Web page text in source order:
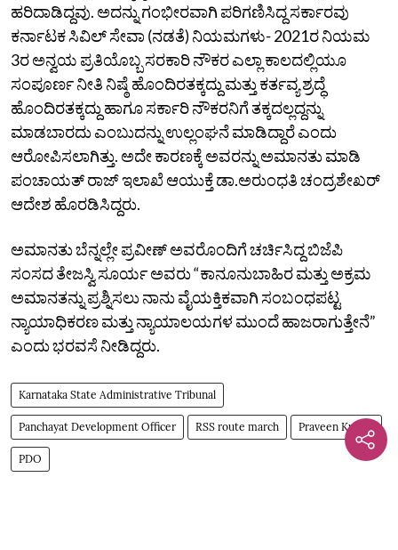
ಹರಿದಾಡಿದ್ದವು. ಅದನ್ನು ಗಂಭೀರವಾಗಿ ಪರಿಗಣಿಸಿದ್ದ ಸರ್ಕಾರವು
ಕರ್ನಾಟಕ ಸಿವಿಲ್‌ ಸೇವಾ (ನಡತೆ) ನಿಯಮಗಳು- 2021ರ ನಿಯಮ
3ರ ಅನ್ವಯ ಪ್ರತಿಯೊಬ್ಬ ಸರಕಾರಿ ನೌಕರ ಎಲ್ಲಾ ಕಾಲದಲ್ಲಿಯೂ
ಸಂಪೂರ್ಣ ನೀತಿ ನಿಷ್ಠೆ ಹೊಂದಿರತಕ್ಕದ್ದು ಮತ್ತು ಕರ್ತವ್ಯ ಶ್ರದ್ಧೆ
ಹೊಂದಿರತಕ್ಕದ್ದು ಹಾಗೂ ಸರ್ಕಾರಿ ನೌಕರನಿಗೆ ತಕ್ಕದಲ್ಲದ್ದನ್ನು
ಮಾಡಬಾರದು ಎಂಬುದನ್ನು ಉಲ್ಲಂಘನೆ ಮಾಡಿದ್ದಾರೆ ಎಂದು
ಆರೋಪಿಸಲಾಗಿತ್ತು. ಅದೇ ಕಾರಣಕ್ಕೆ ಅವರನ್ನು ಅಮಾನತು ಮಾಡಿ
ಪಂಚಾಯತ್‌ ರಾಜ್‌ ಇಲಾಖೆ ಆಯುಕ್ತೆ ಡಾ.ಅರುಂಧತಿ ಚಂದ್ರಶೇಖರ್‌
ಆದೇಶ ಹೊರಡಿಸಿದ್ದರು.
ಅಮಾನತು ಬೆನ್ನಲ್ಲೇ ಪ್ರವೀಣ್‌ ಅವರೊಂದಿಗೆ ಚರ್ಚಿಸಿದ್ದ ಬಿಜೆಪಿ
ಸಂಸದ ತೇಜಸ್ವಿ ಸೂರ್ಯ ಅವರು “ಕಾನೂನುಬಾಹಿರ ಮತ್ತು ಅಕ್ರಮ
ಅಮಾನತನ್ನು ಪ್ರಶ್ನಿಸಲು ನಾನು ವೈಯಕ್ತಿಕವಾಗಿ ಸಂಬಂಧಪಟ್ಟ
ನ್ಯಾಯಾಧಿಕರಣ ಮತ್ತು ನ್ಯಾಯಾಲಯಗಳ ಮುಂದೆ ಹಾಜರಾಗುತ್ತೇನೆ”
ಎಂದು ಭರವಸೆ ನೀಡಿದ್ದರು.
Karnataka State Administrative Tribunal
Panchayat Development Officer RSS route march Praveen Kumar
PDO